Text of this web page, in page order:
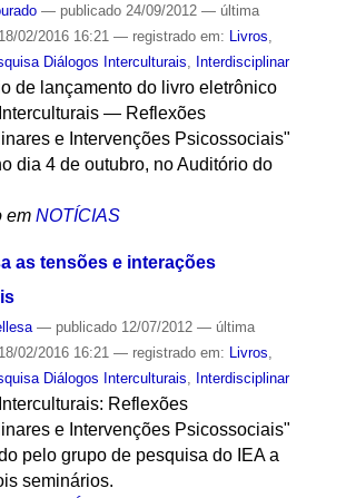
— publicado24/09/2012 — última
02/2016 16:21 — registrado em: Livros
Diálogos Interculturais
Interdisciplinar
de lançamento do livro eletrônico
— Reflexões
e Intervenções Psicossociais"
dia 4 de outubro, no Auditório do
em NOTÍCIAS
as tensões e interações
— publicado12/07/2012 — última
02/2016 16:21 — registrado em: Livros,
Diálogos Interculturais, Interdisciplinar
Reflexões
e Intervenções Psicossociais"
pelo grupo de pesquisa do IEA a
seminários.